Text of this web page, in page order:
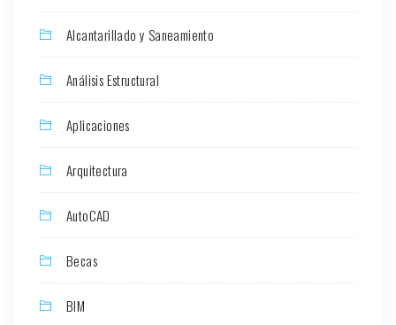
Alcantarillado y Saneamiento
Análisis Estructural
Aplicaciones
Arquitectura
AutoCAD
Becas
BIM